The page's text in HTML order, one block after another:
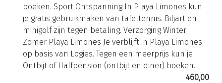
boeken. Sport Ontspanning In Playa Limones kun
je gratis gebruikmaken van tafeltennis. Biljart en
minigolf zijn tegen betaling. Verzorging Winter
Zomer Playa Limones Je verblijft in Playa Limones
op basis van Logies. Tegen een meerprijs kun je
Ontbijt of Halfpension (ontbijt en diner) boeken.
460,00